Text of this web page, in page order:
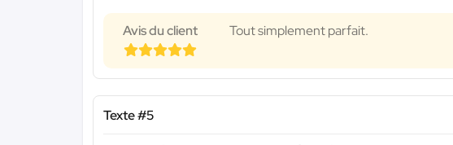
Avis du client Tout simplement parfait.
Texte #5